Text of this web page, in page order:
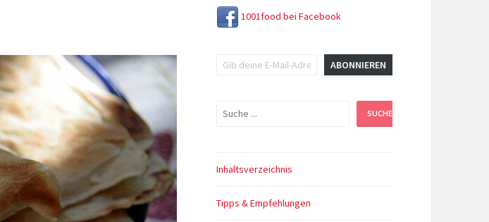
1001food bei Facebook
ABONNIEREN
Suchen SUCHEN
Inhaltsverzeichnis
Tipps & Empfehlungen